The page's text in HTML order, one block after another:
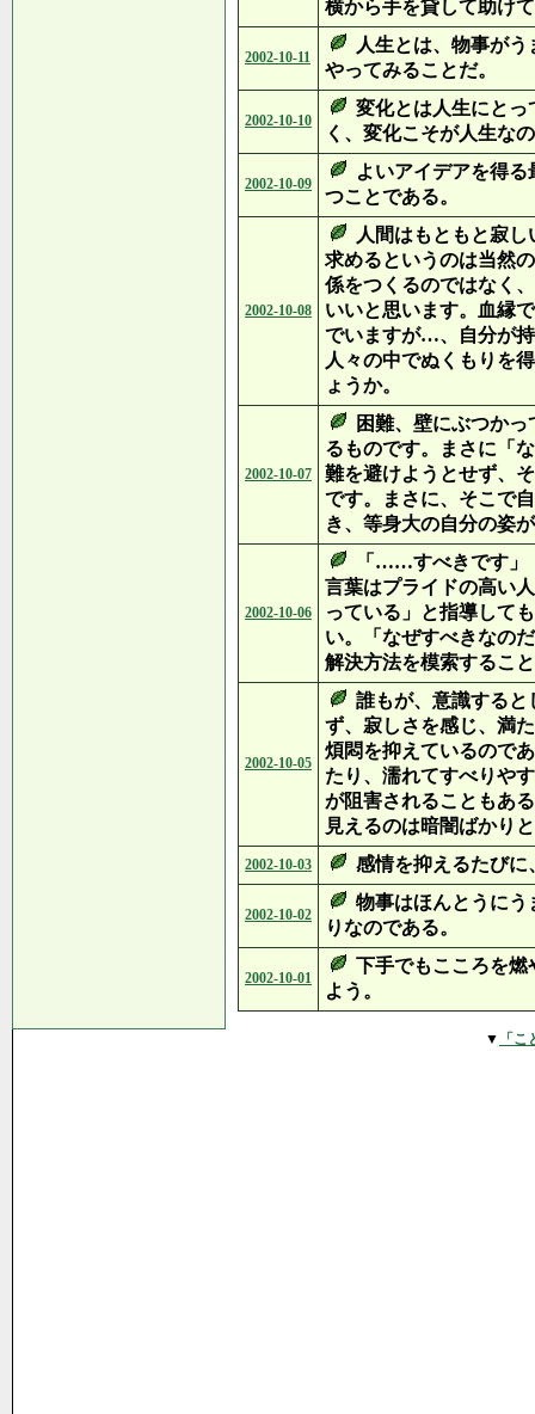
横から手を貸して助け
2002-10-11
人生とは、物事が
やってみることだ。
2002-10-10
変化とは人生にとっ
く、変化こそが人生な
2002-10-09
よいアイデアを得
つことである。
2002-10-08
人間はもともと寂
求めるというのは当然
係をつくるのではなく
いいと思います。血縁
でいますが…、自分が
人々の中でぬくもりを
ょうか。
2002-10-07
困難、壁にぶつか
るものです。まさに「
難を避けようとせず、
です。まさに、そこで
き、等身大の自分の姿
2002-10-06
「……すべきです」
言葉はプライドの高い
っている」と指導して
い。「なぜすべきなの
解決方法を模索するこ
2002-10-05
誰もが、意識すると
ず、寂しさを感じ、満
煩悶を抑えているので
たり、濡れてすべりや
が阻害されることもあ
見えるのは暗闇ばかり
2002-10-03 感情を抑えるたびに
2002-10-02
物事はほんとうにう
りなのである。
2002-10-01
下手でもこころを燃
よう。
▼ 「